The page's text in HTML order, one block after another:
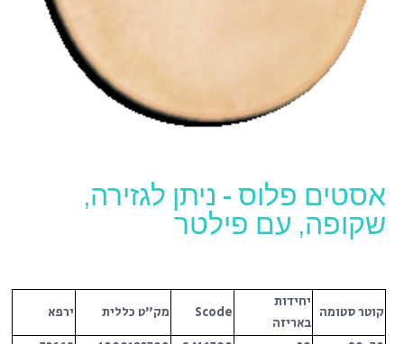
אסטים פלוס - ניתן לגזירה,
שקופה, עם פילטר
קוטר סטומה
יחידות
באריזה
Scode מק"ט כללית
ירפא